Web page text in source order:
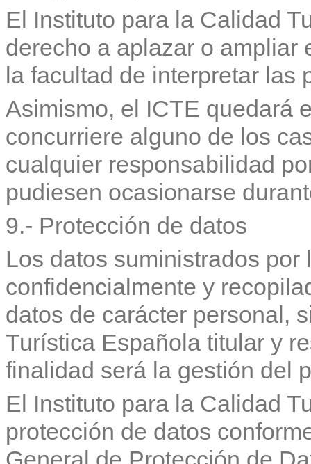
El Instituto para la Calidad
derecho a aplazar o ampliar
la facultad de interpretar las
Asimismo, el ICTE quedará
concurriere alguno de los
cualquier responsabilidad
pudiesen ocasionarse
9.- Protección de datos
Los datos suministrados
confidencialmente y
datos de carácter personal,
Turística Española titular y
finalidad será la gestión del
El Instituto para la Calidad
protección de datos